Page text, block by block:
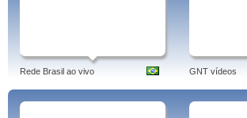
Rede Brasil ao vivo GNT vídeos